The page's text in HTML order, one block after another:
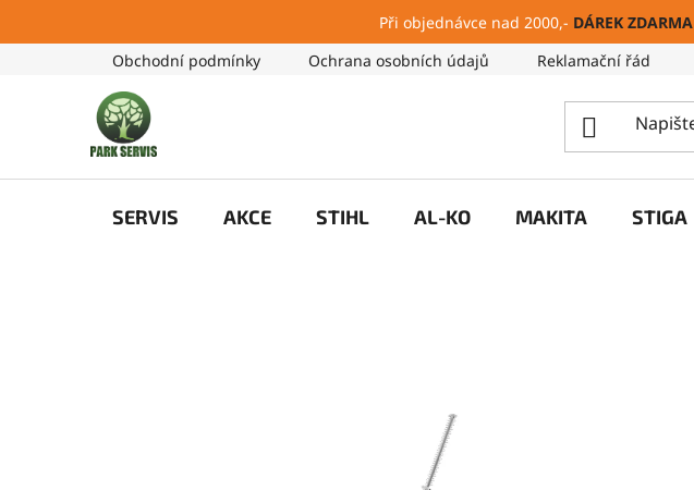
Při objednávce nad 2000,- DÁREK ZDARMA
Obchodní podmínky Ochrana osobních údajů Reklamační řád
SERVIS AKCE STIHL AL-KO MAKITA STIGA